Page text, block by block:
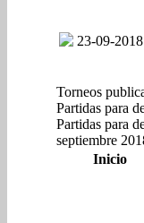
23-09-2018
Torneos
Partidas para
Partidas para
septiembre
Inicio